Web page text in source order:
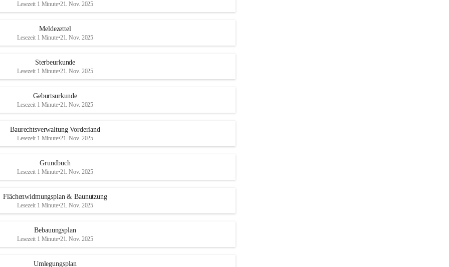
Lesezeit 1 Minute•21. Nov. 2025
Meldezettel
Lesezeit 1 Minute•21. Nov. 2025
Sterbeurkunde
Lesezeit 1 Minute•21. Nov. 2025
Geburtsurkunde
Lesezeit 1 Minute•21. Nov. 2025
Baurechtsverwaltung Vorderland
Lesezeit 1 Minute•21. Nov. 2025
Grundbuch
Lesezeit 1 Minute•21. Nov. 2025
Flächenwidmungsplan & Baunutzung
Lesezeit 1 Minute•21. Nov. 2025
Bebauungsplan
Lesezeit 1 Minute•21. Nov. 2025
Umlegungsplan